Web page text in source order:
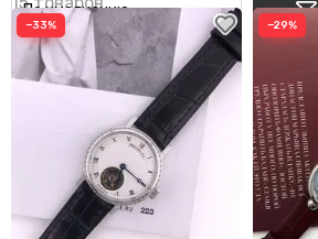
Alessandra Rich
Alex Perry
Alexander McQueen
Alexandere Vauthier
Ambush
Amina
Angelo
APM Monaco
Appolo
−33% −29%